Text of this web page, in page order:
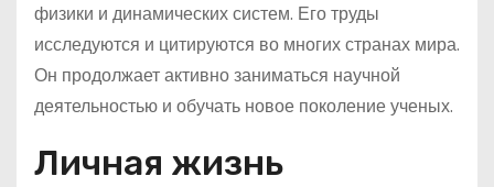
физики и динамических систем. Его труды
исследуются и цитируются во многих странах мира.
Он продолжает активно заниматься научной
деятельностью и обучать новое поколение ученых.
Личная жизнь